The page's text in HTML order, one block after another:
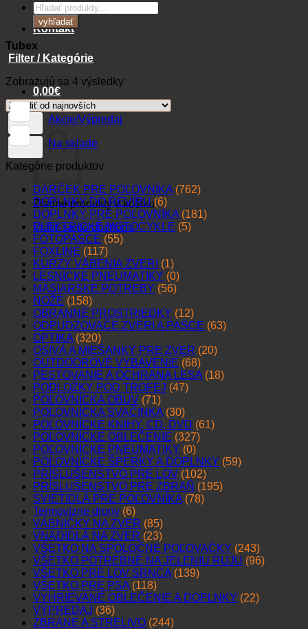
Kontakt
0,00€
Košík
Žiadne produkty v košíku.
Vrátiť sa do obchodu
Products
search
vyhľadať
Tubex
Filter / Kategórie
Zobrazujú sa 4 výsledkyZoradené
najnovších
Akcie/Výpredaj
Na sklade
Kategórie produktov
DARČEK PRE POĽOVNÍKA (762)
DOPLNKY DO REVÍRU (6)
DOPLNKY PRE POĽOVNÍKA (181)
ELEKTRICKÉ MOTOCYKLE (5)
FOTOPASCE (55)
FOXLINE (117)
KURZY VÁBENIA ZVERI (1)
LESNÍCKE PNEUMATIKY (0)
MÄSIARSKE POTREBY (56)
NOŽE (158)
OBRANNÉ PROSTRIEDKY (12)
ODPUDZOVAČE ZVERI A PASCE (63)
OPTIKA (320)
OSIVÁ A MIEŠANKY PRE ZVER (20)
OUTDOOROVÉ VYBAVENIE (68)
PESTOVANIE A OCHRANA LESA (18)
PODLOŽKY POD TROFEJ (47)
POĽOVNÍCKA OBUV (71)
POĽOVNÍCKA SVAČINKA (30)
POĽOVNÍCKE KNIHY, CD, DVD (61)
POĽOVNÍCKE OBLEČENIE (327)
POĽOVNÍCKE PNEUMATIKY (0)
POĽOVNÍCKE ŠPERKY A DOPLNKY (59)
PRÍSLUŠENSTVO PRE LOV (102)
PRÍSLUŠENSTVO PRE ZBRAŇ (195)
SVIETIDLÁ PRE POĽOVNÍKA (78)
Termovízne drony (6)
VÁBNIČKY NA ZVER (85)
VNADIDLÁ NA ZVER (23)
VŠETKO NA SPOLOČNÉ POĽOVAČKY (243)
VŠETKO POTREBNÉ NA JELENIU RUJU (96)
VŠETKO PRE LOV SRNCA (139)
VŠETKO PRE PSA (118)
VYHRIEVANÉ OBLEČENIE A DOPLNKY (22)
VÝPREDAJ (36)
ZBRANE A STRELIVO (244)